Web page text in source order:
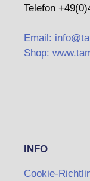
Telefon
Email:
Shop:
INFO
Cookie-